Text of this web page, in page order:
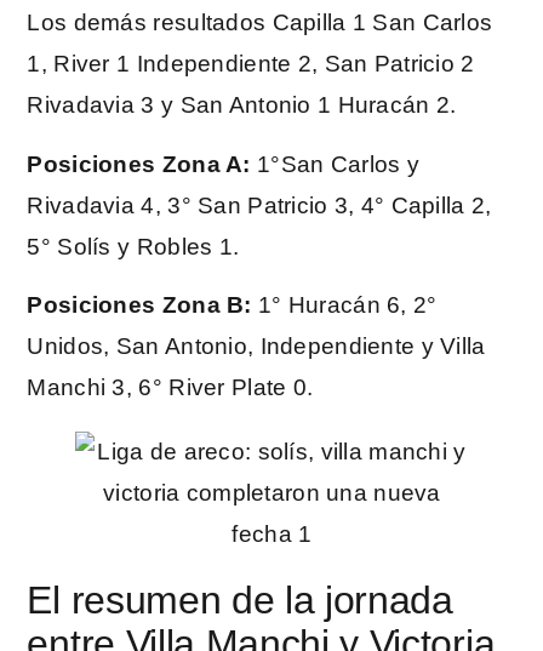
Los demás resultados Capilla 1 San Carlos
1, River 1 Independiente 2, San Patricio 2
Rivadavia 3 y San Antonio 1 Huracán 2.
Posiciones Zona A: 1°San Carlos y
Rivadavia 4, 3° San Patricio 3, 4° Capilla 2,
5° Solís y Robles 1.
Posiciones Zona B: 1° Huracán 6, 2°
Unidos, San Antonio, Independiente y Villa
Manchi 3, 6° River Plate 0.
El resumen de la jornada